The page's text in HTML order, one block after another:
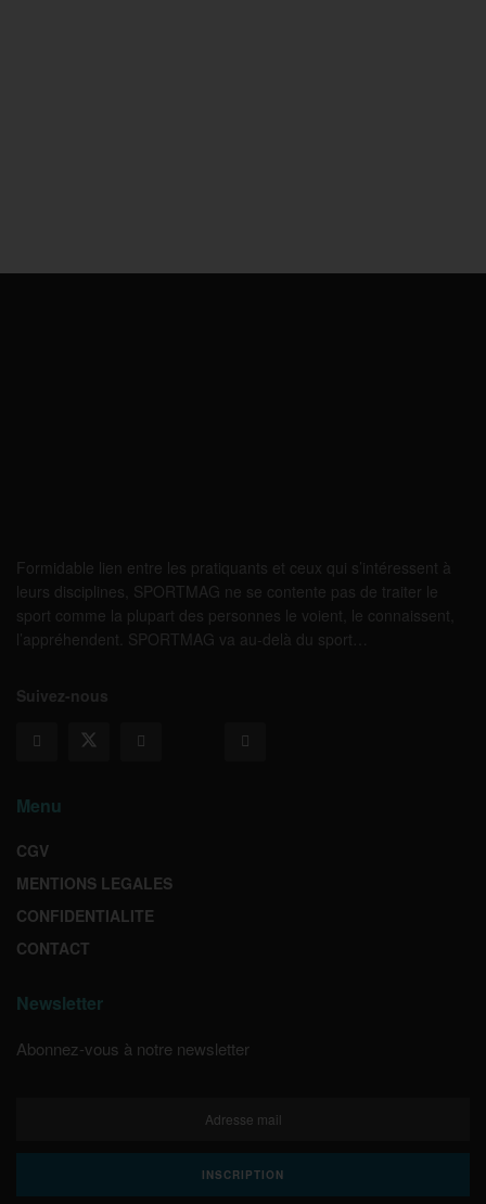
Formidable lien entre les pratiquants et ceux qui s’intéressent à
leurs disciplines, SPORTMAG ne se contente pas de traiter le
sport comme la plupart des personnes le voient, le connaissent,
l’appréhendent. SPORTMAG va au-delà du sport…
Suivez-nous
Menu
CGV
MENTIONS LEGALES
CONFIDENTIALITE
CONTACT
Newsletter
Abonnez-vous à notre newsletter